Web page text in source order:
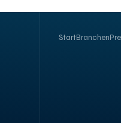
StartBranchen